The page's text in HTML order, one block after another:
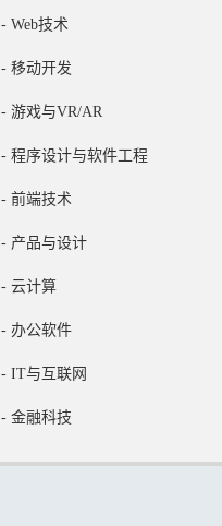
- Web技术
- 移动开发
- 游戏与VR/AR
- 程序设计与软件工程
- 前端技术
- 产品与设计
- 云计算
- 办公软件
- IT与互联网
- 金融科技